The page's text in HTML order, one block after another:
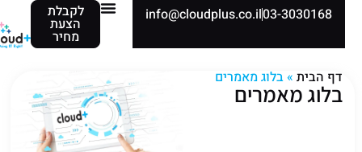
03-3030168
info@cloudplus.co.il לקבלת
הצעת
מחיר
דף הבית»בלוג מאמרים
בלוג מאמרים